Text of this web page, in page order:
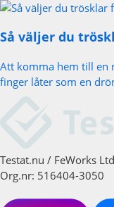
Så väljer du
Att komma hem till en
finger låter som en
Testat.nu / FeWorks Ltd
Org.nr: 516404-3050